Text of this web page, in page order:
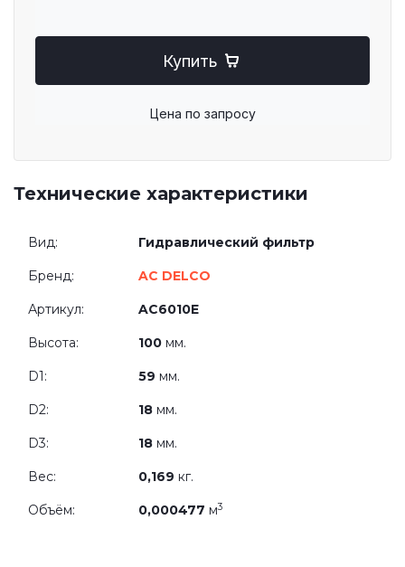
Купить
Цена по запросу
Технические характеристики
Вид: Гидравлический фильтр
Бренд: AC DELCO
Артикул: AC6010E
Высота: 100 мм.
D1: 59 мм.
D2: 18 мм.
D3: 18 мм.
Вес: 0,169 кг.
Объём: 0,000477 м3